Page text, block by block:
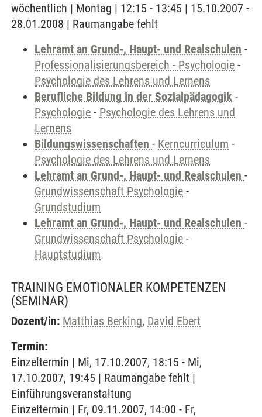
wöchentlich | Montag | 12:15 - 13:45 | 15.10.2007 -
28.01.2008 | Raumangabe fehlt
Lehramt an Grund-, Haupt- und Realschulen -
Professionalisierungsbereich - Psychologie -
Psychologie des Lehrens und Lernens
Berufliche Bildung in der Sozialpädagogik -
Psychologie - Psychologie des Lehrens und
Lernens
Bildungswissenschaften - Kerncurriculum -
Psychologie des Lehrens und Lernens
Lehramt an Grund-, Haupt- und Realschulen -
Grundwissenschaft Psychologie -
Grundstudium
Lehramt an Grund-, Haupt- und Realschulen -
Grundwissenschaft Psychologie -
Hauptstudium
TRAINING EMOTIONALER KOMPETENZEN
(SEMINAR)
Dozent/in: Matthias Berking, David Ebert
Termin:
Einzeltermin | Mi, 17.10.2007, 18:15 - Mi,
17.10.2007, 19:45 | Raumangabe fehlt |
Einführungsveranstaltung
Einzeltermin | Fr, 09.11.2007, 14:00 - Fr,